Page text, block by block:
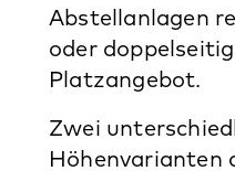
Abstellanlagen
oder
Platzangebot.
Zwei
Höhenvarianten